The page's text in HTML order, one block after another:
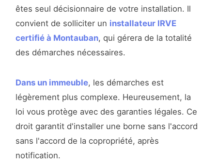
êtes seul décisionnaire de votre installation. Il
convient de solliciter un installateur IRVE
certifié à Montauban, qui gérera de la totalité
des démarches nécessaires.
Dans un immeuble, les démarches est
légèrement plus complexe. Heureusement, la
loi vous protège avec des garanties légales. Ce
droit garantit d'installer une borne sans l'accord
sans l'accord de la copropriété, après
notification.